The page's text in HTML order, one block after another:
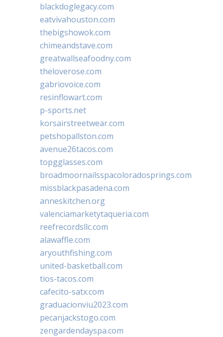
blackdoglegacy.com
eatvivahouston.com
thebigshowok.com
chimeandstave.com
greatwallseafoodny.com
theloverose.com
gabriovoice.com
resinflowart.com
p-sports.net
korsairstreetwear.com
petshopallston.com
avenue26tacos.com
topgglasses.com
broadmoornailsspacoloradosprings.com
missblackpasadena.com
anneskitchen.org
valenciamarketytaqueria.com
reefrecordsllc.com
alawaffle.com
aryouthfishing.com
united-basketball.com
tios-tacos.com
cafecito-satx.com
graduacionviu2023.com
pecanjackstogo.com
zengardendayspa.com